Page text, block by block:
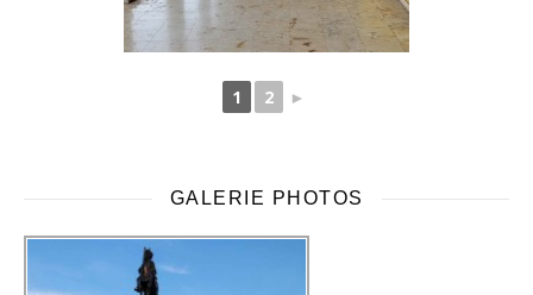
1 2 ►
GALERIE PHOTOS